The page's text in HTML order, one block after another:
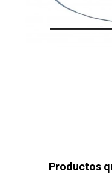
Productos